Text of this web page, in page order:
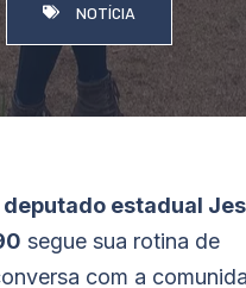
NOTÍCIA
deputado estadual
segue sua rotina de
com a